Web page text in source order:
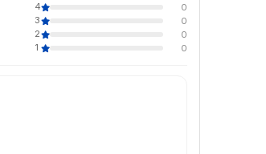
4
0
3
0
2
0
1
0